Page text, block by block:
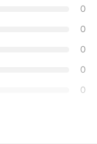
0
0
0
0
0
compresseur
TATK051”